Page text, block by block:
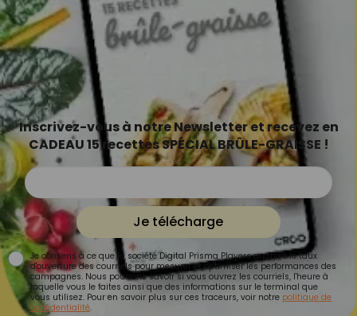
Inscrivez-vous à notre Newsletter et recevez en
CADEAU 15 recettes SPÉCIAL BRÛLE-GRAISSE !
Je télécharge
Je consens à ce que la société Digital Prisma Players analyse le taux
d'ouverture des courriels pour mesurer et optimiser les performances des
campagnes. Nous pourrons savoir si vous ouvrez les courriels, l'heure à
laquelle vous le faites ainsi que des informations sur le terminal que
vous utilisez. Pour en savoir plus sur ces traceurs, voir notre politique de
confidentialité.